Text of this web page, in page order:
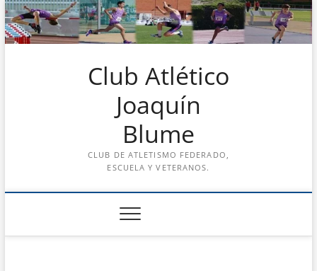
Saltar
al
contenido
Club Atlético
Joaquín
Blume
CLUB DE ATLETISMO FEDERADO,
ESCUELA Y VETERANOS.